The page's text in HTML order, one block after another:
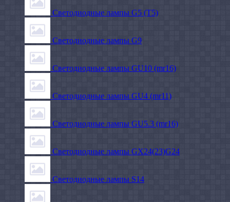
Светодиодные лампы G5 (T5)
Светодиодные лампы G9
Светодиодные лампы GU10 (mr16)
Светодиодные лампы GU4 (mr11)
Светодиодные лампы GU5.3 (mr16)
Светодиодные лампы GX24(23)G24
Светодиодные лампы S14